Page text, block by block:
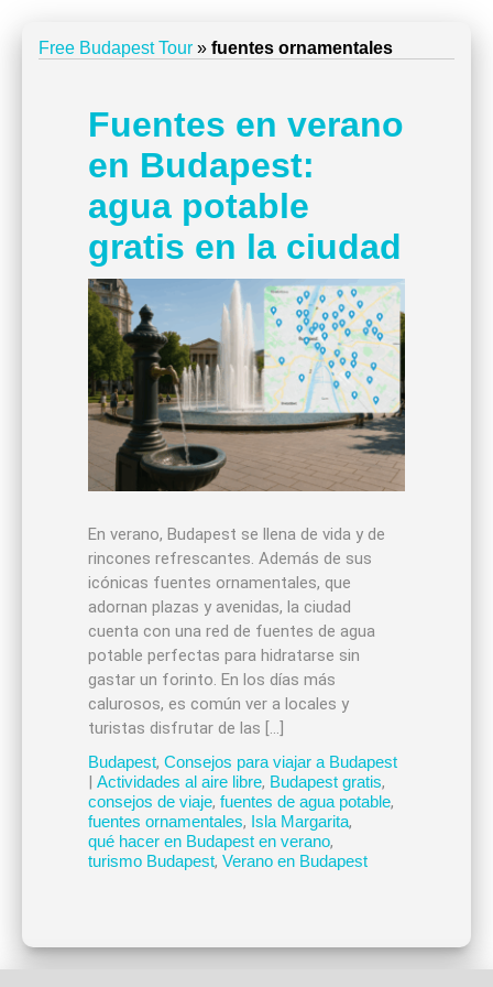
Free Budapest Tour » fuentes ornamentales
Fuentes en verano
en Budapest:
agua potable
gratis en la ciudad
En verano, Budapest se llena de vida y de
rincones refrescantes. Además de sus
icónicas fuentes ornamentales, que
adornan plazas y avenidas, la ciudad
cuenta con una red de fuentes de agua
potable perfectas para hidratarse sin
gastar un forinto. En los días más
calurosos, es común ver a locales y
turistas disfrutar de las […]
Budapest, Consejos para viajar a Budapest
| Actividades al aire libre, Budapest gratis,
consejos de viaje, fuentes de agua potable,
fuentes ornamentales, Isla Margarita,
qué hacer en Budapest en verano,
turismo Budapest, Verano en Budapest